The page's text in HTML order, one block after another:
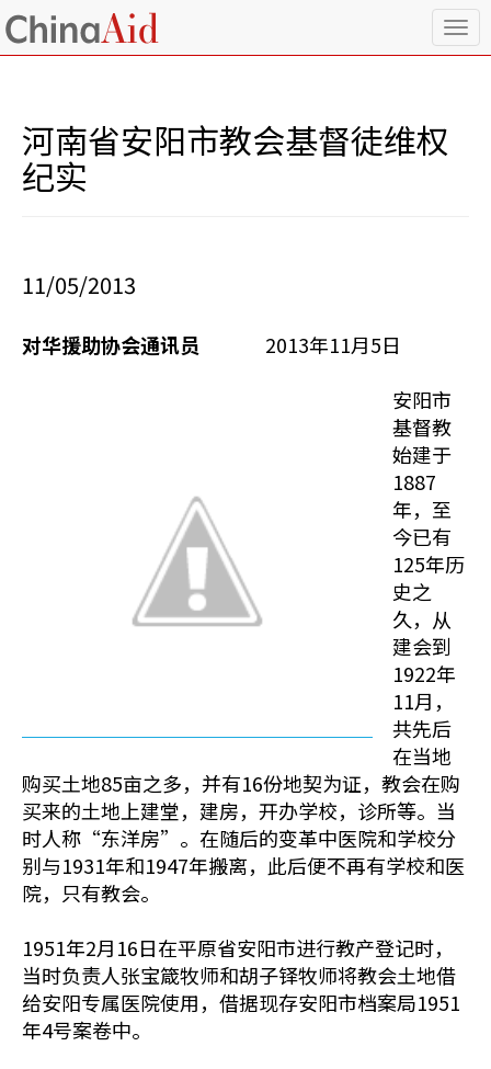
T
o
河南省安阳市教会基督徒维权
纪实
11/05/2013
对华援助协会通讯员
2013年11月5日
安阳市
基督教
始建于
1887
年，至
今已有
125年历
史之
久，从
建会到
1922年
11月，
共先后
在当地
购买土地85亩之多，并有16份地契为证，教会在购
买来的土地上建堂，建房，开办学校，诊所等。当
时人称“东洋房”。在随后的变革中医院和学校分
别与1931年和1947年搬离，此后便不再有学校和医
院，只有教会。
1951年2月16日在平原省安阳市进行教产登记时，
当时负责人张宝箴牧师和胡子铎牧师将教会土地借
给安阳专属医院使用，借据现存安阳市档案局1951
年4号案卷中。